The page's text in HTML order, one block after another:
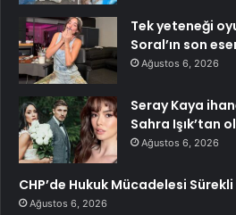
Tek yeteneği
Soral’ın son
Ağustos 6, 2026
Seray Kaya
Sahra Işık’tan
Ağustos 6, 2026
CHP’de Hukuk Mücadelesi Sürekli
Ağustos 6, 2026